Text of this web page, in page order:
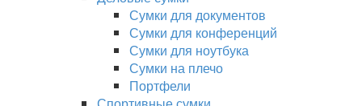
Сумки для документов
Сумки для конференций
Сумки для ноутбука
Сумки на плечо
Портфели